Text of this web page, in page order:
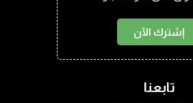
إشترك الآن
تابعنا